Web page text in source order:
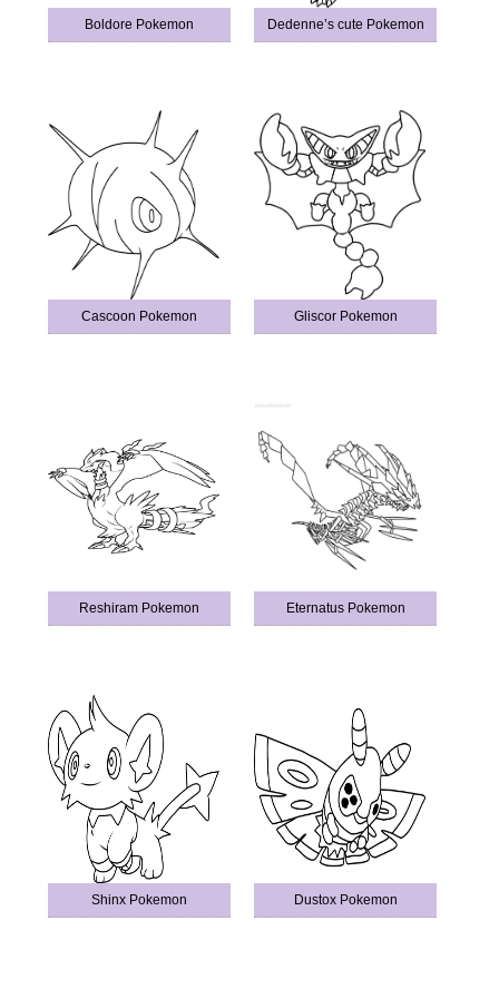
Boldore Pokemon Dedenne’s cute Pokemon
Cascoon Pokemon Gliscor Pokemon
Reshiram Pokemon Eternatus Pokemon
Shinx Pokemon Dustox Pokemon